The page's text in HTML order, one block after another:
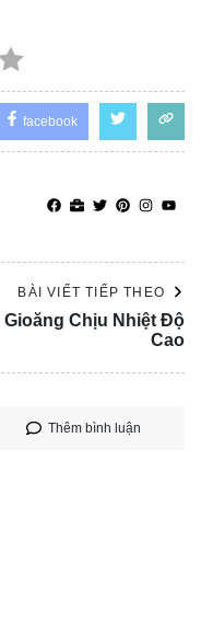
facebook
BÀI VIẾT TIẾP THEO
Gioăng Chịu Nhiệt Độ
Cao
Thêm bình luận